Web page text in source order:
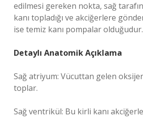
edilmesi gereken nokta, sağ
kanı topladığı ve akciğerlere
ise temiz kanı pompalar olduğudur.
Detaylı Anatomik Açıklama
Sağ atriyum: Vücuttan gelen
toplar.
Sağ ventrikül: Bu kirli kanı